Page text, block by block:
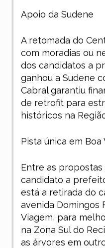
Apoio da Sudene
A retomada do
com moradias ou
dos candidatos a
ganhou a Sudene
Cabral garantiu
de retrofit para
históricos na
Pista única em Boa
Entre as
candidato a
está a retirada do
avenida Domingos
Viagem, para
na Zona Sul do
as árvores em